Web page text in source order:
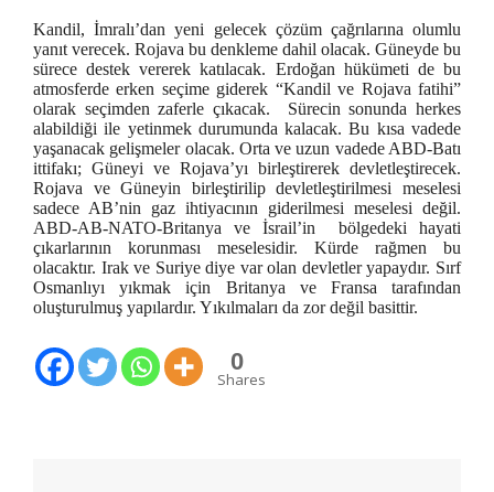
Kandil, İmralı’dan yeni gelecek çözüm çağrılarına olumlu
yanıt verecek. Rojava bu denkleme dahil olacak. Güneyde bu
sürece destek vererek katılacak. Erdoğan hükümeti de bu
atmosferde erken seçime giderek “Kandil ve Rojava fatihi”
olarak seçimden zaferle çıkacak. Sürecin sonunda herkes
alabildiği ile yetinmek durumunda kalacak. Bu kısa vadede
yaşanacak gelişmeler olacak. Orta ve uzun vadede ABD-Batı
ittifakı; Güneyi ve Rojava’yı birleştirerek devletleştirecek.
Rojava ve Güneyin birleştirilip devletleştirilmesi meselesi
sadece AB’nin gaz ihtiyacının giderilmesi meselesi değil.
ABD-AB-NATO-Britanya ve İsrail’in bölgedeki hayati
çıkarlarının korunması meselesidir. Kürde rağmen bu
olacaktır. Irak ve Suriye diye var olan devletler yapaydır. Sırf
Osmanlıyı yıkmak için Britanya ve Fransa tarafından
oluşturulmuş yapılardır. Yıkılmaları da zor değil basittir.
0
Shares